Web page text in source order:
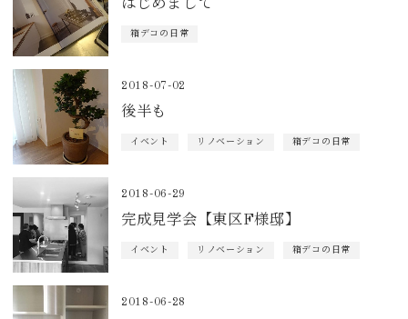
はじめまして
箱デコの日常
2018-07-02
後半も
イベント リノベーション 箱デコの日常
2018-06-29
完成見学会【東区F様邸】
イベント リノベーション 箱デコの日常
2018-06-28